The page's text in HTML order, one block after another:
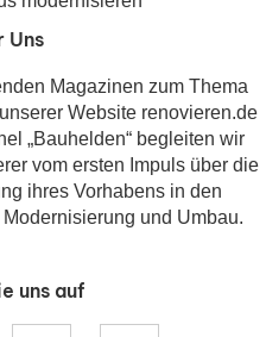
Uns
Magazinen zum Thema
Website renovieren.de
„Bauhelden“ begleiten wir
vom ersten Impuls über die
ihres Vorhabens in den
und Umbau.
uns auf